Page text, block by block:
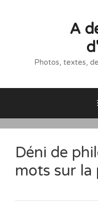
A
Photos, textes,
Déni de
mots sur la